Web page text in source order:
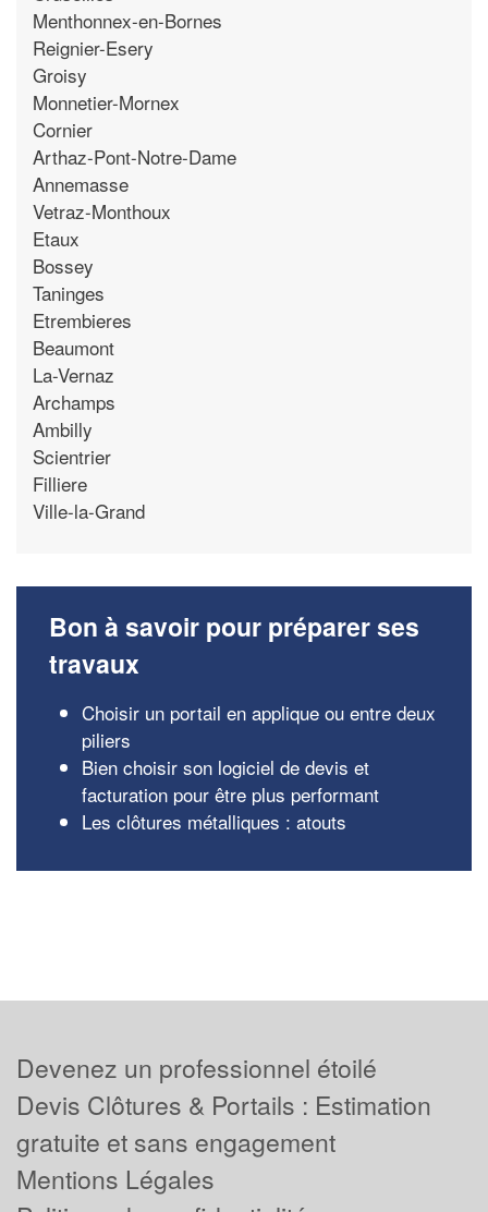
Menthonnex-en-Bornes
Reignier-Esery
Groisy
Monnetier-Mornex
Cornier
Arthaz-Pont-Notre-Dame
Annemasse
Vetraz-Monthoux
Etaux
Bossey
Taninges
Etrembieres
Beaumont
La-Vernaz
Archamps
Ambilly
Scientrier
Filliere
Ville-la-Grand
Bon à savoir pour préparer ses
travaux
Choisir un portail en applique ou entre deux
piliers
Bien choisir son logiciel de devis et
facturation pour être plus performant
Les clôtures métalliques : atouts
Devenez un professionnel étoilé
Devis Clôtures & Portails : Estimation
gratuite et sans engagement
Mentions Légales